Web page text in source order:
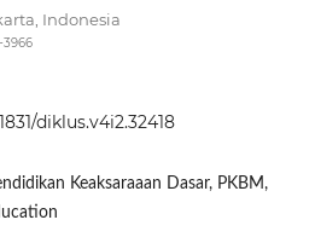
Indonesia
diklus.v4i2.32418
Keaksaraaan Dasar, PKBM,